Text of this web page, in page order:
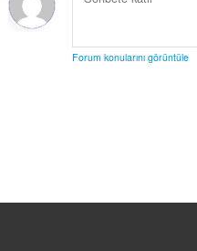
y
Forum konularını görüntüle